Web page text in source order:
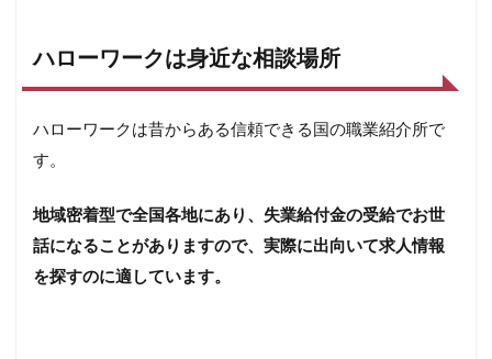
ハローワークは身近な相談場所
ハローワークは昔からある信頼できる国の職業紹介所で
す。
地域密着型で全国各地にあり、失業給付金の受給でお世
話になることがありますので、実際に出向いて求人情報
を探すのに適しています。